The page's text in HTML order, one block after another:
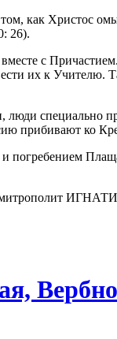
как Христос
26).
с
их к
люди специально
прибивают ко
погребением